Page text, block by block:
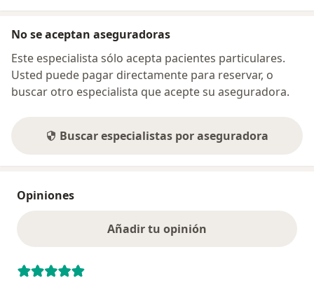
No se aceptan aseguradoras
Este especialista sólo acepta pacientes particulares.
Usted puede pagar directamente para reservar, o
buscar otro especialista que acepte su aseguradora.
Buscar especialistas por aseguradora
Opiniones
Añadir tu opinión